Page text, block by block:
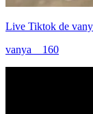
Live Tiktok de
vanya__160